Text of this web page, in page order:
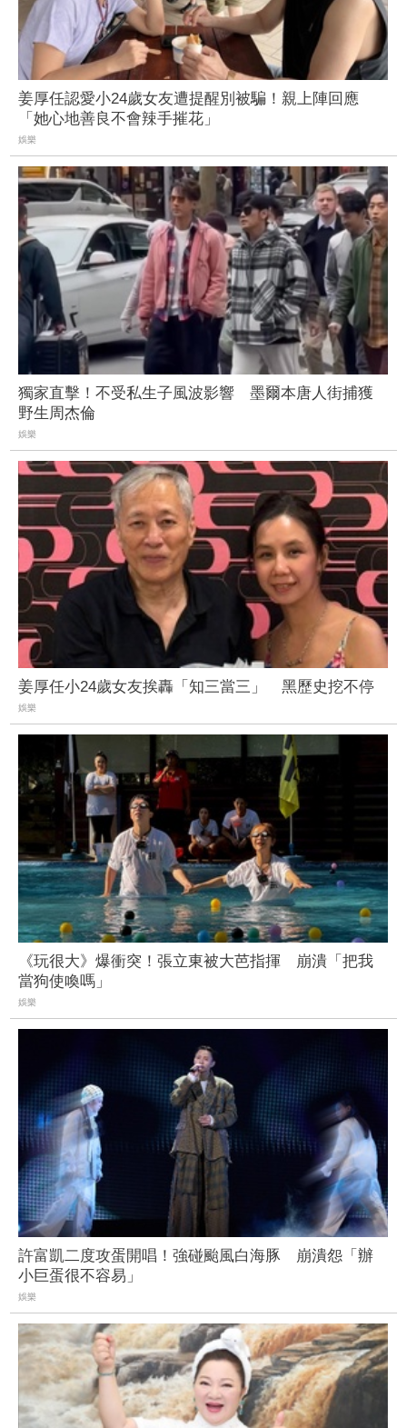
姜厚任認愛小24歲女友遭提醒別被騙！親上陣回應
「她心地善良不會辣手摧花」
娛樂
獨家直擊！不受私生子風波影響 墨爾本唐人街捕獲
野生周杰倫
娛樂
姜厚任小24歲女友挨轟「知三當三」 黑歷史挖不停
娛樂
《玩很大》爆衝突！張立東被大芭指揮 崩潰「把我
當狗使喚嗎」
娛樂
許富凱二度攻蛋開唱！強碰颱風白海豚 崩潰怨「辦
小巨蛋很不容易」
娛樂